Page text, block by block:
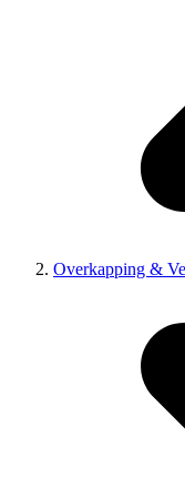
Overkapping &